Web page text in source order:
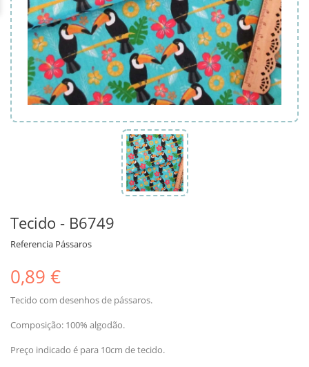
Tecido - B6749
Referencia Pássaros
0,89 €
Tecido com desenhos de pássaros.
Composição: 100% algodão.
Preço indicado é para 10cm de tecido.